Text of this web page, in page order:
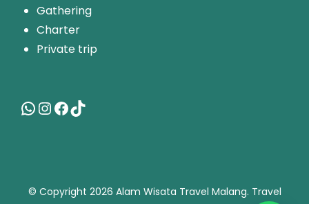
Gathering
Charter
Private trip
© Copyright 2026 Alam Wisata Travel Malang. Travel